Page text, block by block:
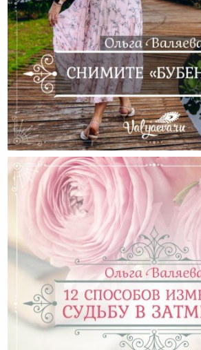
Снимите